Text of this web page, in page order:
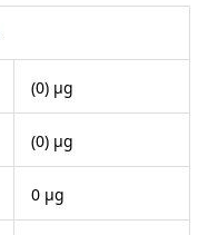
(0) μg
(0) μg
0 μg